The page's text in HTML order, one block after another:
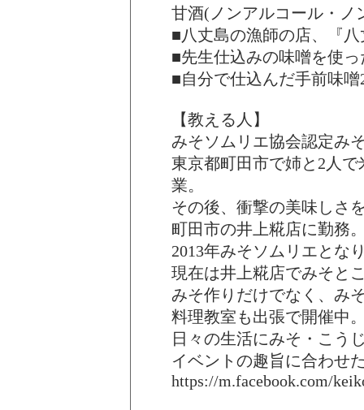
甘酒(ノンアルコール・ノ
■八丈島の漁師の店、『
■先生仕込みの味噌を使
■自分で仕込んだ手前味
【教える人】
みそソムリエ協会認定み
東京都町田市で姉と2人
業。
その後、衝撃の美味しさ
町田市の井上糀店に勤務
2013年みそソムリエとな
現在は井上糀店でみそと
みそ作りだけでなく、み
料理教室も出張で開催中
日々の生活にみそ・こう
イベントの趣旨に合わせ
https://m.facebook.com/